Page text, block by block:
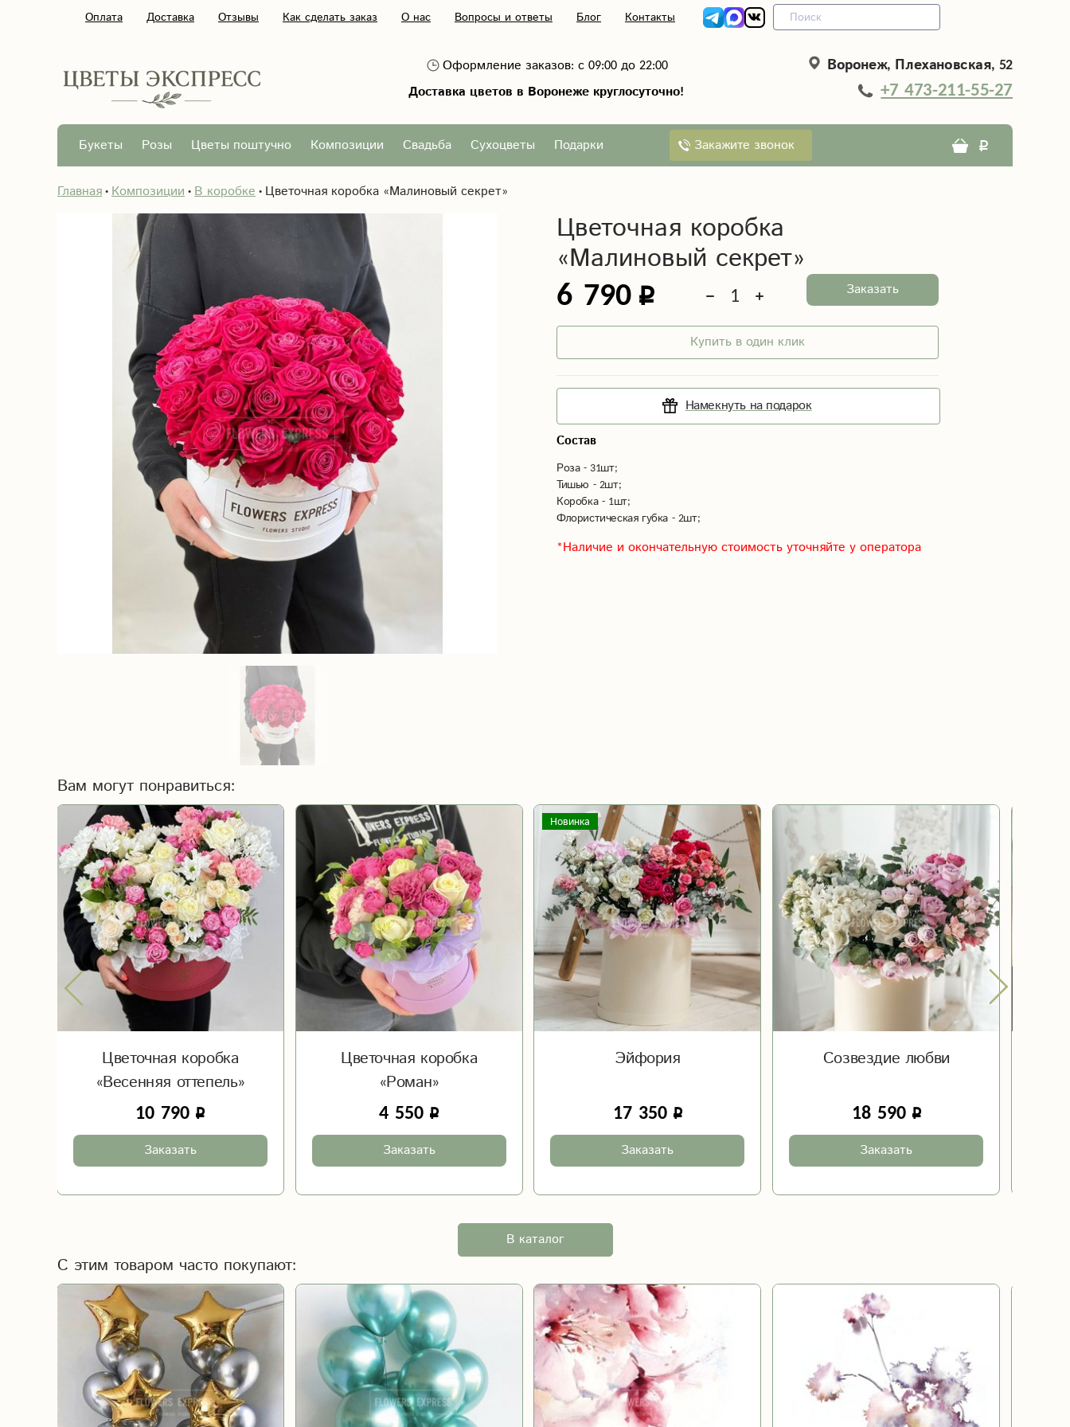
Оплата Доставка Отзывы Как сделать заказ О нас Вопросы и ответы Блог Контакты
Оформление заказов: с 09:00 до 22:00
Доставка цветов в Воронеже круглосуточно!
Воронеж, Плехановская, 52
+7 473-211-55-27
Букеты Розы Цветы поштучно Композиции Свадьба Сухоцветы Подарки Закажите звонок
Главная Композиции В коробке Цветочная коробка «Малиновый секрет»
Цветочная коробка
«Малиновый секрет»
6 790 Заказать
Купить в один клик
Намекнуть на подарок
Состав
Роза - 31шт;
Тишью - 2шт;
Коробка - 1шт;
Флористическая губка - 2шт;
*Наличие и окончательную стоимость уточняйте у оператора
Вам могут понравиться:
Цветочная коробка
«Весенняя оттепель»
10 790
Заказать
Цветочная коробка
«Роман»
4 550
Заказать
Новинка
Эйфория
17 350
Заказать
Созвездие любви
18 590
Заказать
В каталог
С этим товаром часто покупают: